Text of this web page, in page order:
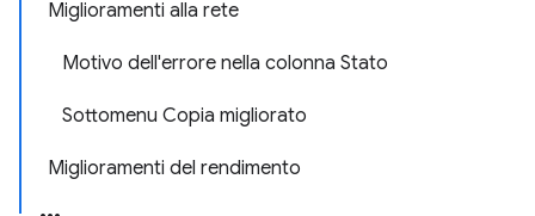
Miglioramenti alla rete
Motivo dell'errore nella colonna Stato
Sottomenu Copia migliorato
Miglioramenti del rendimento